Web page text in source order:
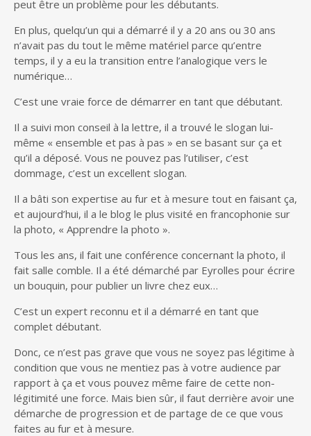
peut être un problème pour les débutants.
En plus, quelqu’un qui a démarré il y a 20 ans ou 30 ans
n’avait pas du tout le même matériel parce qu’entre
temps, il y a eu la transition entre l’analogique vers le
numérique…
C’est une vraie force de démarrer en tant que débutant.
Il a suivi mon conseil à la lettre, il a trouvé le slogan lui-
même « ensemble et pas à pas » en se basant sur ça et
qu’il a déposé. Vous ne pouvez pas l’utiliser, c’est
dommage, c’est un excellent slogan.
Il a bâti son expertise au fur et à mesure tout en faisant ça,
et aujourd’hui, il a le blog le plus visité en francophonie sur
la photo, « Apprendre la photo ».
Tous les ans, il fait une conférence concernant la photo, il
fait salle comble. Il a été démarché par Eyrolles pour écrire
un bouquin, pour publier un livre chez eux…
C’est un expert reconnu et il a démarré en tant que
complet débutant.
Donc, ce n’est pas grave que vous ne soyez pas légitime à
condition que vous ne mentiez pas à votre audience par
rapport à ça et vous pouvez même faire de cette non-
légitimité une force. Mais bien sûr, il faut derrière avoir une
démarche de progression et de partage de ce que vous
faites au fur et à mesure.